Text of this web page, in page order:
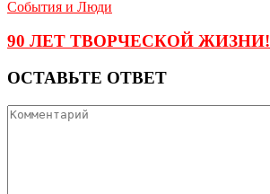
События и Люди
90 ЛЕТ ТВОРЧЕСКОЙ ЖИЗНИ!
ОСТАВЬТЕ ОТВЕТ